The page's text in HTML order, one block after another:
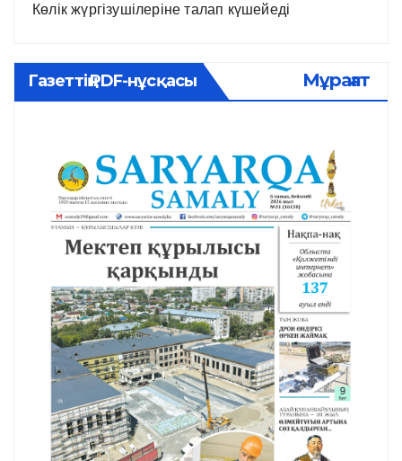
Көлік жүргізушілеріне талап күшейеді
Газеттің PDF-нұсқасы Мұрағат